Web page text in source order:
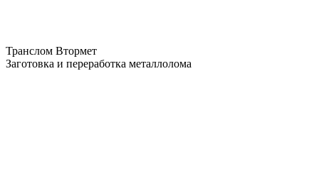
Транслом Втормет
Заготовка и переработка металлолома